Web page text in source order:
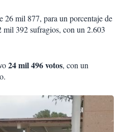
mil 877, para un porcentaje de
392 sufragios, con un 2.603
24 mil 496 votos, con un